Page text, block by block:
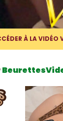
À LA VIDÉO